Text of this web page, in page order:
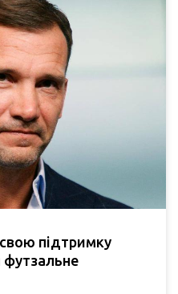
підтримку
футзальне